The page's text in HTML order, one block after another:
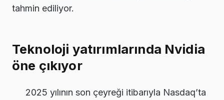
tahmin ediliyor.
Teknoloji yatırımlarında Nvidia
öne çıkıyor
2025 yılının son çeyreği itibarıyla Nasdaq’ta